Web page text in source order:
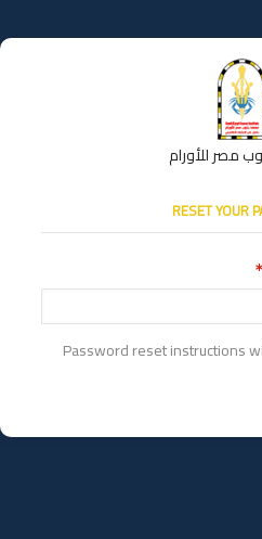
مصر للأورام
RESET YOUR
Password reset instructions